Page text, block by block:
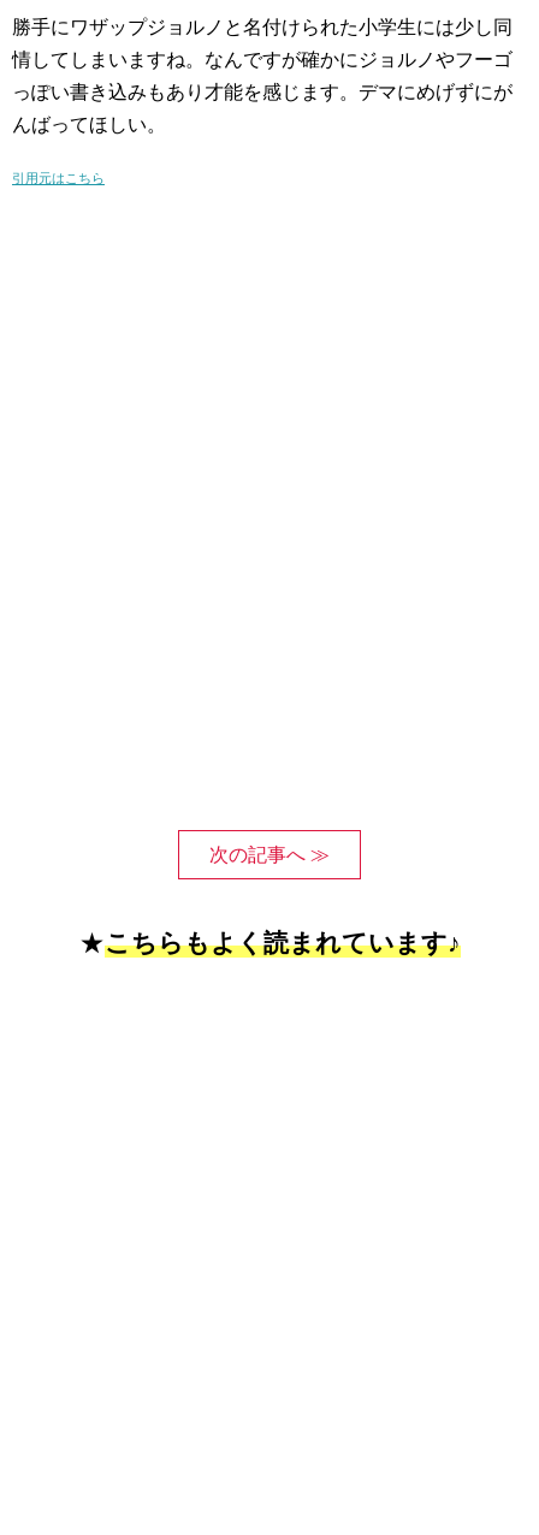
勝手にワザップジョルノと名付けられた小学生には少し同
情してしまいますね。なんですが確かにジョルノやフーゴ
っぽい書き込みもあり才能を感じます。デマにめげずにが
んばってほしい。
引用元はこちら
次の記事へ ≫
★こちらもよく読まれています♪